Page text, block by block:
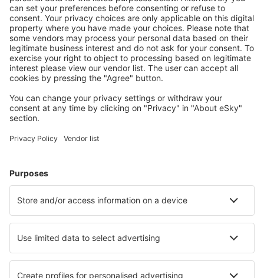
Economiseşte mai mult
Prețuri atractive și oferte speciale pentru utilizatorii
conectați.
Cazarea preferată
Alege din peste 1,3 mil. de opţiuni: hoteluri, cabane,
Cele mai căutate hoteluri de către utilizatorii eSky
Hoteluri în Mijas
Hoteluri în Barcelona Hoteluri în Madrid
Hoteluri în Malaga Hoteluri în L´Estartit
Hoteluri în Oliva Hoteluri în Almunecar